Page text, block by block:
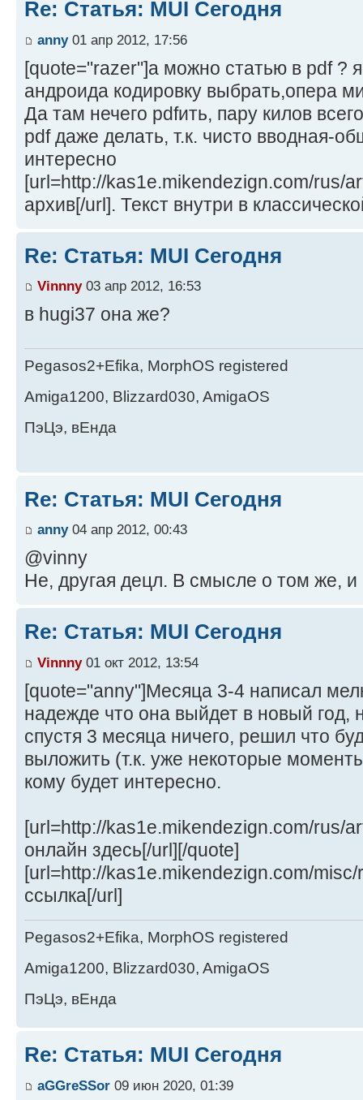
Re: Статья: MUI Сегодня
anny01 апр 2012, 17:56
[quote="razer"]а можно статью в pdf ? я
андроида кодировку выбрать,опера
Да там нечего pdfить, пару килов
pdf даже делать, т.к. чисто вводная-
интересно
[url=http://kas1e.mikendezign.com/rus/
архив[/url]. Текст внутри в
Re: Статья: MUI Сегодня
Vinnny03 апр 2012, 16:53
в hugi37 она же?
Pegasos2+Efika, MorphOS registered
Amiga1200, Blizzard030, AmigaOS
ПэЦэ, вЕнда
Re: Статья: MUI Сегодня
anny04 апр 2012, 00:43
@vinny
Не, другая децл. В смысле о том же, и
Re: Статья: MUI Сегодня
Vinnny01 окт 2012, 13:54
[quote="anny"]Месяца 3-4 написал
надежде что она выйдет в новый год,
спустя 3 месяца ничего, решил что
выложить (т.к. уже некоторые
кому будет интересно.
[url=http://kas1e.mikendezign.com/rus/
онлайн здесь[/url][/quote]
[url=http://kas1e.mikendezign.com/
ссылка[/url]
Pegasos2+Efika, MorphOS registered
Amiga1200, Blizzard030, AmigaOS
ПэЦэ, вЕнда
Re: Статья: MUI Сегодня
aGGreSSor 09 июн 2020, 01:39